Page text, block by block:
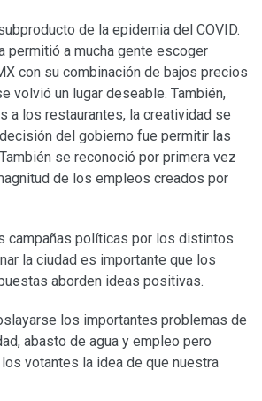
de la epidemia del COVID.
permitió a mucha gente escoger
con su combinación de bajos precios
volvió un lugar deseable. También,
a los restaurantes, la creatividad se
del gobierno fue permitir las
se reconoció por primera vez
de los empleos creados por
campañas políticas por los distintos
la ciudad es importante que los
aborden ideas positivas.
los importantes problemas de
abasto de agua y empleo pero
votantes la idea de que nuestra